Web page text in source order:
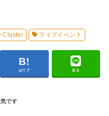
Cluster ライブイベント
はてブ 送る